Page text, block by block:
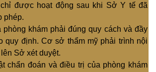
được hoạt động sau khi Sở Y tế đã
phép.
phòng khám phải đúng quy cách và đầy
quy định. Cơ sở thẩm mỹ phải trình nội
Sở xét duyệt.
chẩn đoán và điều trị của phòng khám